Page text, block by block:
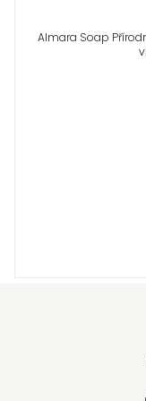
Almara Soap